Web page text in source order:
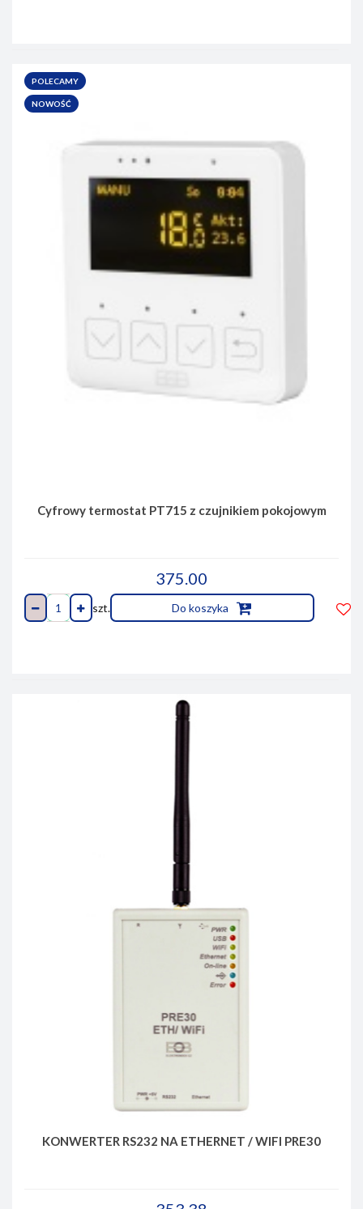
POLECAMY
NOWOŚĆ
Cyfrowy termostat PT715 z czujnikiem pokojowym
375.00
szt. Do koszyka
KONWERTER RS232 NA ETHERNET / WIFI PRE30